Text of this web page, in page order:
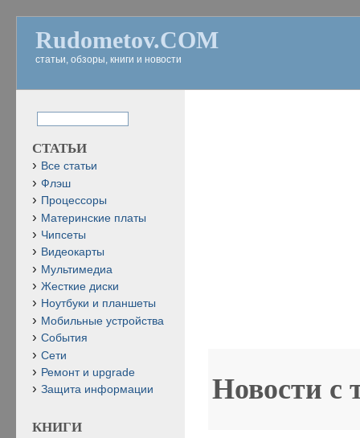
Rudometov.COM
статьи, обзоры, книги и новости
Новости с
СТАТЬИ
Все статьи
Флэш
Процессоры
Материнские платы
Чипсеты
Видеокарты
Мультимедиа
Жесткие диски
Ноутбуки и планшеты
Мобильные устройства
События
Сети
Ремонт и upgrade
Защита информации
КНИГИ